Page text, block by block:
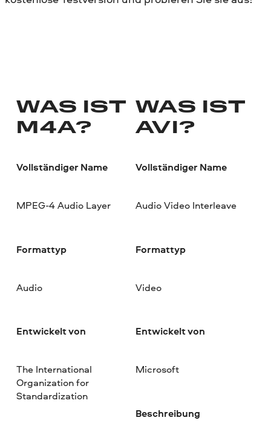
WAS IST
M4A?
Vollständiger Name
MPEG-4 Audio Layer
Formattyp
Audio
Entwickelt von
The International
Organization for
Standardization
WAS IST
AVI?
Vollständiger Name
Audio Video Interleave
Formattyp
Video
Entwickelt von
Microsoft
Beschreibung